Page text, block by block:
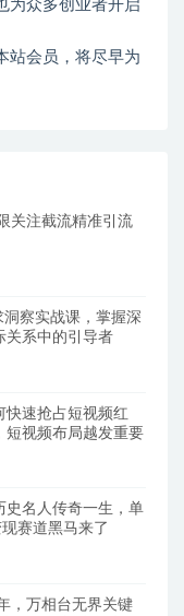
为众多创业者开启
站会员，将尽早为
关注截流精准引流
洞察实战课，掌握深
关系中的引导者
快速抢占短视频红
短视频布局越发重要
史名人传奇一生，单
赛道黑马来了
，万相台无界关键